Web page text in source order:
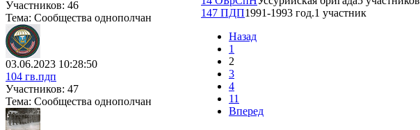
Участников: 46
Тема: Сообщества однополчан
03.06.2023 10:28:50
104 гв.пдп
Участников: 47
Тема: Сообщества однополчан
147 ПДП1991-1993 год.1 участник
Назад
1
2
3
4
11
Вперед